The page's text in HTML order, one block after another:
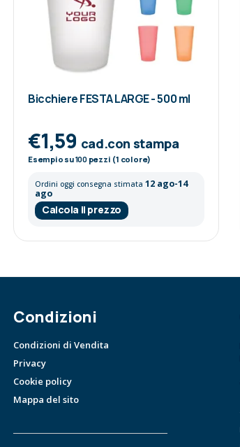
Bicchiere FESTA LARGE - 500 ml
€1,59 cad.con stampa
Esempio su100pezzi (1 colore)
Ordini oggi consegna stimata 12 ago-14
ago
Calcola il prezzo
Condizioni
Condizioni di Vendita
Privacy
Cookie policy
Mappa del sito